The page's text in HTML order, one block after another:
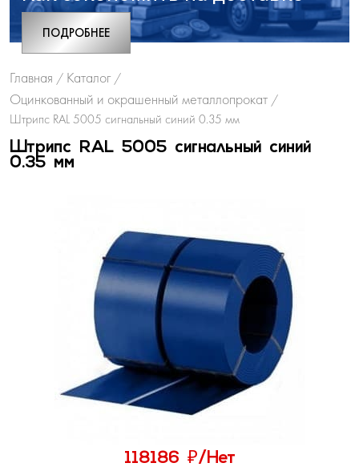
ПОДРОБНЕЕ
Главная / Каталог /
Оцинкованный и окрашенный металлопрокат /
Штрипс RAL 5005 сигнальный синий 0.35 мм
Штрипс RAL 5005 сигнальный синий
0.35 мм
118186 ₽/Нет